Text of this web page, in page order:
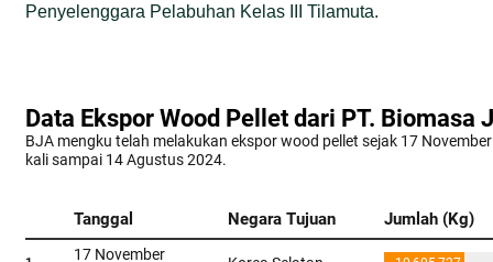
Penyelenggara Pelabuhan Kelas III Tilamuta.